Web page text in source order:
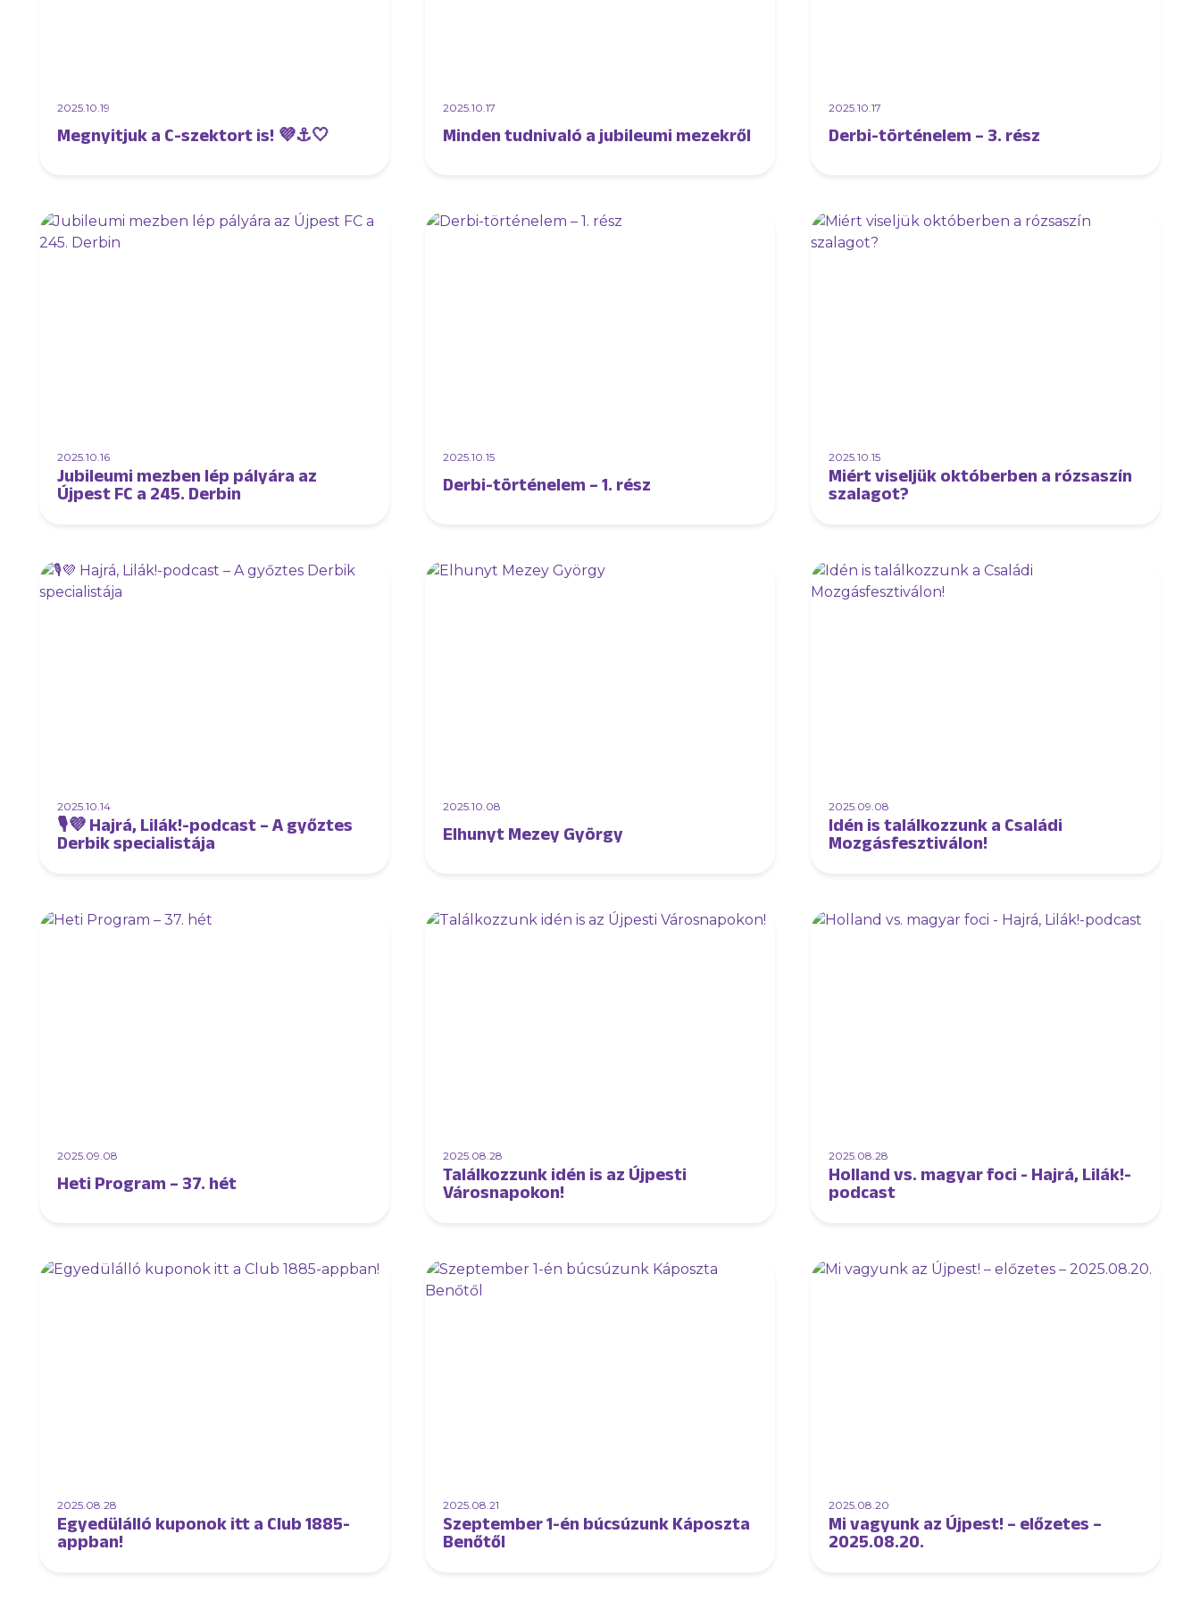
2025.10.19
Megnyitjuk a C-szektort is! 💜⚓️🤍
2025.10.17
Minden tudnivaló a jubileumi mezekről
2025.10.17
Derbi-történelem – 3. rész
2025.10.16
Jubileumi mezben lép pályára az
Újpest FC a 245. Derbin
2025.10.15
Derbi-történelem – 1. rész
2025.10.15
Miért viseljük októberben a rózsaszín
szalagot?
2025.10.14
🎙💜 Hajrá, Lilák!-podcast – A győztes
Derbik specialistája
2025.10.08
Elhunyt Mezey György
2025.09.08
Idén is találkozzunk a Családi
Mozgásfesztiválon!
2025.09.08
Heti Program – 37. hét
2025.08.28
Találkozzunk idén is az Újpesti
Városnapokon!
2025.08.28
Holland vs. magyar foci - Hajrá, Lilák!-
podcast
2025.08.28
Egyedülálló kuponok itt a Club 1885-
appban!
2025.08.21
Szeptember 1-én búcsúzunk Káposzta
Benőtől
2025.08.20
Mi vagyunk az Újpest! – előzetes –
2025.08.20.